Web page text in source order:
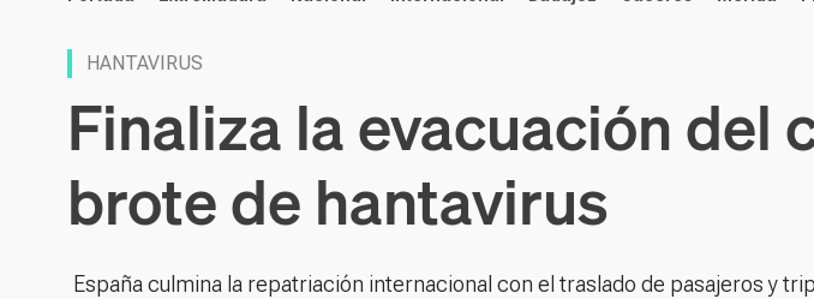
HANTAVIRUS
Finaliza la evacuación del
brote de hantavirus
España culmina la repatriación internacional con el traslado de pasajeros y